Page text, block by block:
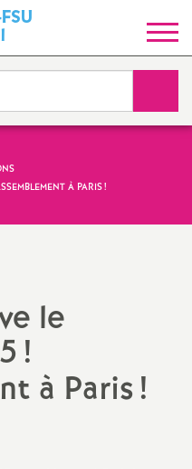
FSU
y
n
d
i
N
À PARIS!
le
!
à Paris!